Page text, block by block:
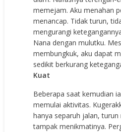
memejam. Aku menahan
menancap. Tidak turun,
mengurangi
Nana dengan mulutku.
membungkuk, aku dapat
sedikit berkurang
Kuat
Beberapa saat kemudian
memulai aktivitas.
hanya separuh jalan,
tampak menikmatinya.